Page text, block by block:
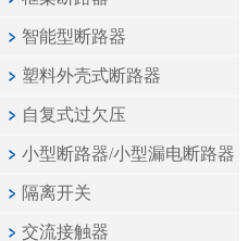
智能型断路器
塑料外壳式断路器
自复式过欠压
小型断路器/小型漏电断路器
隔离开关
交流接触器